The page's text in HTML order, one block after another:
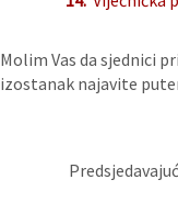
Molim Vas da sjednici
izostanak najavite